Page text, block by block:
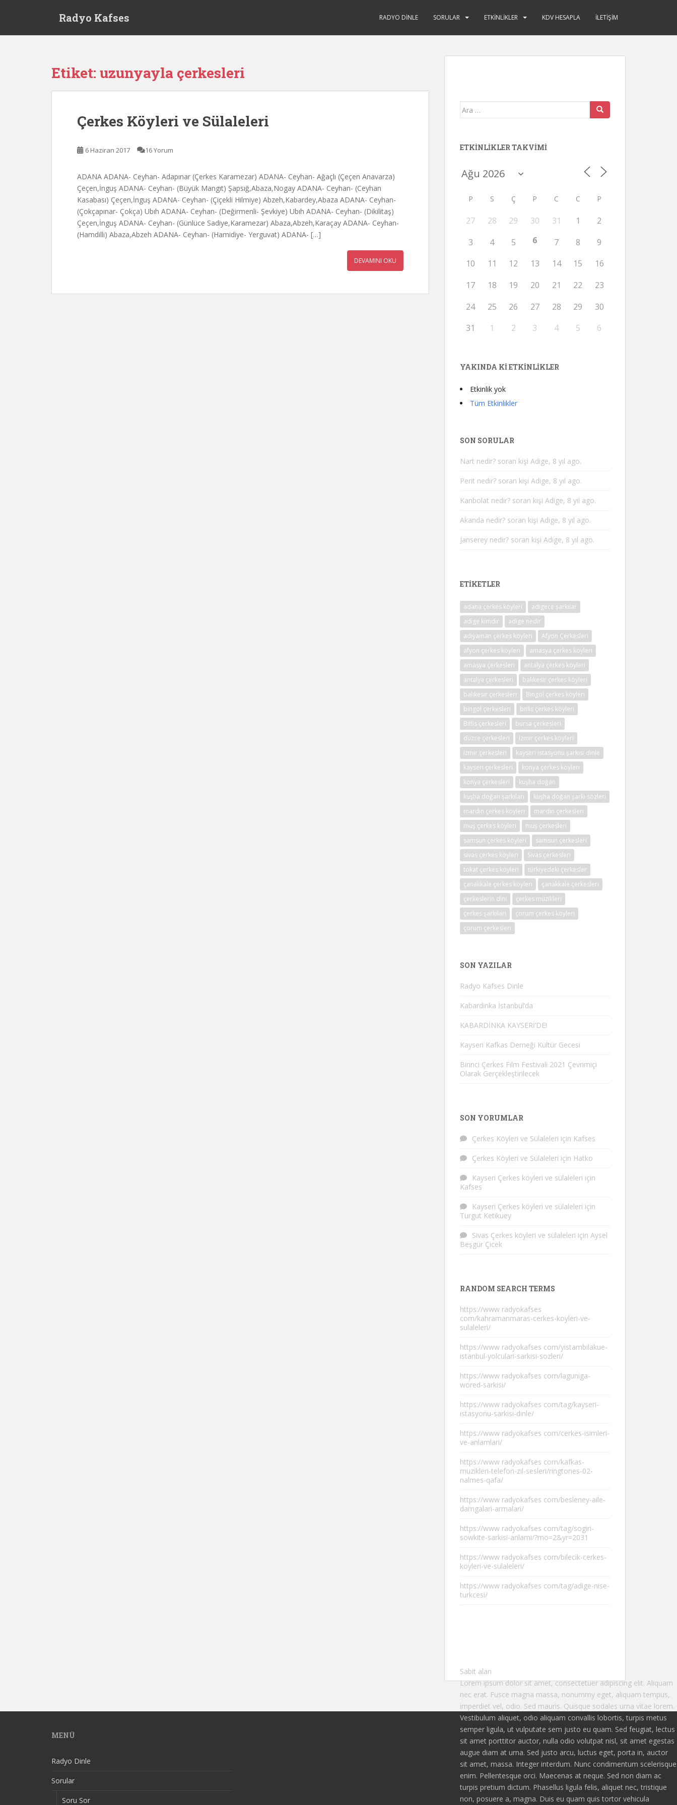
Radyo Kafses RADYO DINLE SORULAR ETKINLIKLER KDV HESAPLA İLETIŞIM
Etiket: uzunyayla çerkesleri
Çerkes Köyleri ve Sülaleleri
6 Haziran 2017 16 Yorum
ADANA ADANA- Ceyhan- Adapınar (Çerkes Karamezar) ADANA- Ceyhan- Ağaçlı (Çeçen Anavarza)
Çeçen,İnguş ADANA- Ceyhan- (Büyük Mangıt) Şapsığ,Abaza,Nogay ADANA- Ceyhan- (Ceyhan
Kasabası) Çeçen,İnguş ADANA- Ceyhan- (Çiçekli Hilmiye) Abzeh,Kabardey,Abaza ADANA- Ceyhan-
(Çokçapınar- Çokça) Ubıh ADANA- Ceyhan- (Değirmenli- Şevkiye) Ubıh ADANA- Ceyhan- (Dikilitaş)
Çeçen,İnguş ADANA- Ceyhan- (Günlüce Sadiye,Karamezar) Abaza,Abzeh,Karaçay ADANA- Ceyhan-
(Hamdilli) Abaza,Abzeh ADANA- Ceyhan- (Hamidiye- Yerguvat) ADANA- […]
DEVAMINI OKU
Arama
ETKINLIKLER TAKVIMI
P S Ç P C C P
27 28 29 30 31 1
2
3
4 5 6 7 8
9
10
11 12 13 14 15
16
17
18 19 20 21 22
23
24
25 26 27 28 29
30
31
1 2 3 4 5 6
YAKINDA KI ETKINLIKLER
Etkinlik yok
Tüm Etkinlikler
SON SORULAR
Nart nedir? soran kişi Adige, 8 yıl ago.
Perit nedir? soran kişi Adige, 8 yıl ago.
Kanbolat nedir? soran kişi Adige, 8 yıl ago.
Akanda nedir? soran kişi Adige, 8 yıl ago.
Janserey nedir? soran kişi Adige, 8 yıl ago.
ETIKETLER
adana çerkes köyleri
adigece şarkılar
adige kimdir
adige nedir
adıyaman çerkes köyleri
Afyon Çerkesleri
afyon çerkes köyleri
amasya çerkes köyleri
amasya çerkesleri
antalya çerkes köyleri
antalya çerkesleri
balıkesir çerkes köyleri
balıkesir çerkesleri
Bingöl çerkes köyleri
bingöl çerkesleri
bitlis çerkes köyleri
Bitlis çerkesleri
bursa çerkesleri
düzce çerkesleri
izmir çerkes köyleri
izmir çerkesleri
kayseri istasyonu şarkısı dinle
kayseri çerkesleri
konya çerkes köyleri
konya çerkesleri
kuşha doğan
kuşha doğan şarkıları
kuşha doğan şarkı sözleri
mardin çerkes köyleri
mardin çerkesleri
muş çerkes köyleri
muş çerkesleri
samsun çerkes köyleri
samsun çerkesleri
sivas çerkes köyleri
Sivas çerkesleri
tokat çerkes köyleri
türkiyedeki çerkesler
çanakkale çerkes köyleri
çanakkale çerkesleri
çerkeslerin dini
çerkes müzikleri
çerkes şarkıları
çorum çerkes köyleri
çorum çerkesleri
SON YAZILAR
Radyo Kafses Dinle
Kabardinka İstanbul’da
KABARDİNKA KAYSERİ’DE!
Kayseri Kafkas Derneği Kültür Gecesi
Birinci Çerkes Film Festivali 2021 Çevrimiçi
Olarak Gerçekleştirilecek
SON YORUMLAR
Çerkes Köyleri ve Sülaleleri için Kafses
Çerkes Köyleri ve Sülaleleri için Hatko
Kayseri Çerkes köyleri ve sülaleleri için
Kafses
Kayseri Çerkes köyleri ve sülaleleri için
Turgut Ketikuey
Sivas Çerkes köyleri ve sülaleleri için Aysel
Beşgür Çicek
RANDOM SEARCH TERMS
https://www radyokafses
com/kahramanmaras-cerkes-koyleri-ve-
sulaleleri/
https://www radyokafses com/yistambilakue-
istanbul-yolculari-sarkisi-sozleri/
https://www radyokafses com/laguniga-
wored-sarkisi/
https://www radyokafses com/tag/kayseri-
istasyonu-sarkisi-dinle/
https://www radyokafses com/cerkes-isimleri-
ve-anlamlari/
https://www radyokafses com/kafkas-
muzikleri-telefon-zil-sesleri/ringtones-02-
nalmes-qafa/
https://www radyokafses com/besleney-aile-
damgalari-armalari/
https://www radyokafses com/tag/sogiri-
sowkite-sarkisi-anlami/?mo=2&yr=2031
https://www radyokafses com/bilecik-cerkes-
koyleri-ve-sulaleleri/
https://www radyokafses com/tag/adige-nise-
turkcesi/
Sabit alan
Lorem ipsum dolor sit amet, consectetuer adipiscing elit. Aliquam
nec erat. Fusce magna massa, nonummy eget, aliquam tempus,
imperdiet vel, odio. Sed mauris. Quisque sodales urna vitae lorem.
Vestibulum aliquet, odio aliquam convallis lobortis, turpis metus
semper ligula, ut vulputate sem justo eu quam. Sed feugiat, lectus
sit amet porttitor auctor, nulla odio volutpat nisl, sit amet egestas
augue diam at urna. Sed justo arcu, luctus eget, porta in, auctor
sit amet, massa. Integer interdum. Nunc condimentum scelerisque
enim. Pellentesque orci. Maecenas at neque. Sed non diam ac
turpis pretium dictum. Phasellus ligula felis, aliquet nec, tristique
non, posuere a, magna. Duis eu quam quis tortor vehicula
MENÜ
Radyo Dinle
Sorular
Soru Sor